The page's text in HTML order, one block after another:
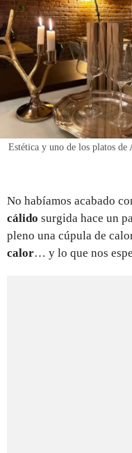
Estética y uno de los platos
No habíamos acabado
cálido surgida hace un
pleno una cúpula de
calor… y lo que nos